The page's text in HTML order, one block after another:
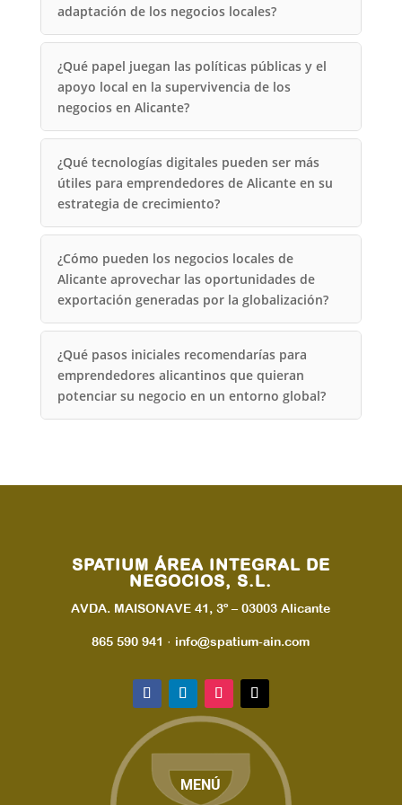
adaptación de los negocios locales?
¿Qué papel juegan las políticas públicas y el
apoyo local en la supervivencia de los
negocios en Alicante?
¿Qué tecnologías digitales pueden ser más
útiles para emprendedores de Alicante en su
estrategia de crecimiento?
¿Cómo pueden los negocios locales de
Alicante aprovechar las oportunidades de
exportación generadas por la globalización?
¿Qué pasos iniciales recomendarías para
emprendedores alicantinos que quieran
potenciar su negocio en un entorno global?
SPATIUM ÁREA INTEGRAL DE
NEGOCIOS, S.L.
AVDA. MAISONAVE 41, 3º – 03003 Alicante
865 590 941 · info@spatium-ain.com
MENÚ